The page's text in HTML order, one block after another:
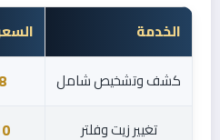
الخدمة
كشف وتشخيص شامل
8 د.ك
تغيير زيت وفلتر